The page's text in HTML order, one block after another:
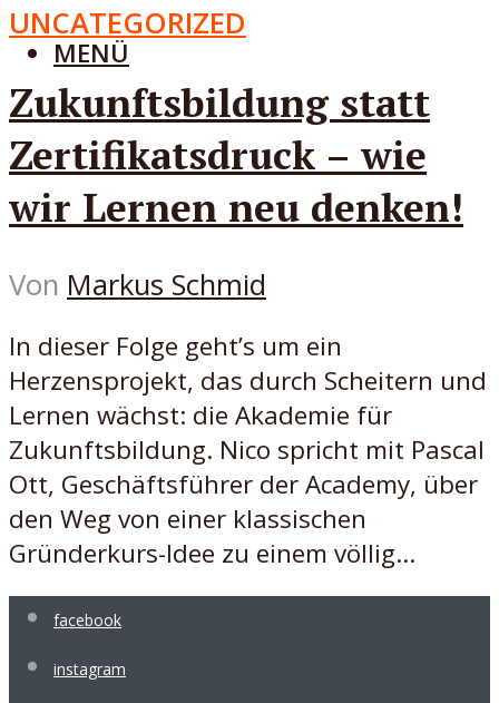
MENÜ
UNCATEGORIZED
Zukunftsbildung statt
Zertifikatsdruck – wie
wir Lernen neu denken!
Von Markus Schmid
In dieser Folge geht’s um ein
Herzensprojekt, das durch Scheitern und
Lernen wächst: die Akademie für
Zukunftsbildung. Nico spricht mit Pascal
Ott, Geschäftsführer der Academy, über
den Weg von einer klassischen
Gründerkurs-Idee zu einem völlig...
facebook
instagram